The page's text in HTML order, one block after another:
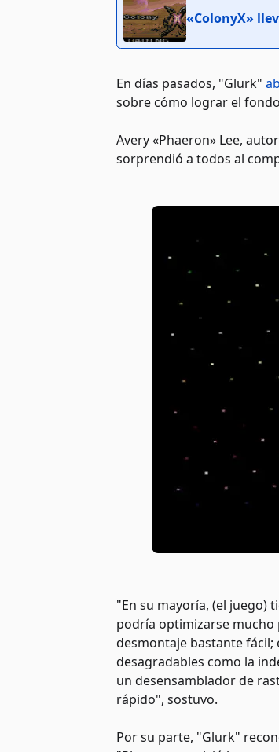
«ColonyX»
En días pasados, "Glurk"
sobre cómo lograr el
Avery «Phaeron» Lee,
sorprendió a todos al
"En su mayoría, (el juego)
podría optimizarse mucho
desmontaje bastante fácil;
desagradables como la
un desensamblador de
rápido", sostuvo.
Por su parte, "Glurk"